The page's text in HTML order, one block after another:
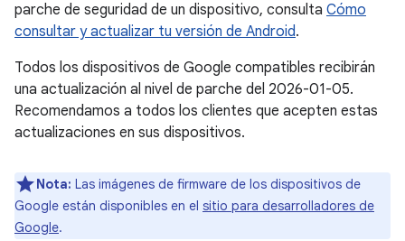
parche de seguridad de un dispositivo, consulta Cómo
consultar y actualizar tu versión de Android.
Todos los dispositivos de Google compatibles recibirán
una actualización al nivel de parche del 2026-01-05.
Recomendamos a todos los clientes que acepten estas
actualizaciones en sus dispositivos.
Nota: Las imágenes de firmware de los dispositivos de
Google están disponibles en el sitio para desarrolladores de
Google.